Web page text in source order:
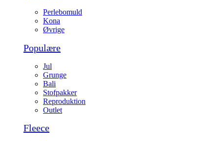
Perlebomuld
Kona
Øvrige
Populære
Jul
Grunge
Bali
Stofpakker
Reproduktion
Outlet
Fleece